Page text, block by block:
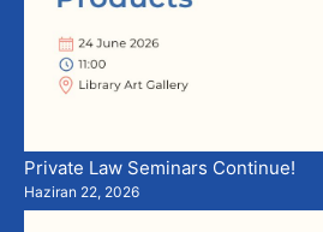
Private Law Seminars Continue!
Haziran 22, 2026